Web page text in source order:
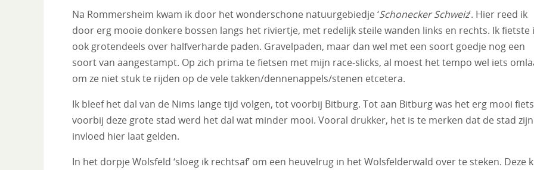
Na Rommersheim kwam ik door het wonderschone natuurgebiedje ‘Schonecker Schweiz’. Hier reed ik
door erg mooie donkere bossen langs het riviertje, met redelijk steile wanden links en rechts. Ik fietste
ook grotendeels over halfverharde paden. Gravelpaden, maar dan wel met een soort goedje nog een
soort van aangestampt. Op zich prima te fietsen met mijn race-slicks, al moest het tempo wel iets
om ze niet stuk te rijden op de vele takken/dennenappels/stenen etcetera.
Ik bleef het dal van de Nims lange tijd volgen, tot voorbij Bitburg. Tot aan Bitburg was het erg mooi
voorbij deze grote stad werd het dal wat minder mooi. Vooral drukker, het is te merken dat de stad zijn
invloed hier laat gelden.
In het dorpje Wolsfeld ‘sloeg ik rechtsaf’ om een heuvelrug in het Wolsfelderwald over te steken. Deze